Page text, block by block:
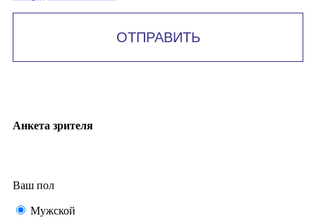
ОТПРАВИТЬ
Анкета зрителя
Ваш пол
Мужской